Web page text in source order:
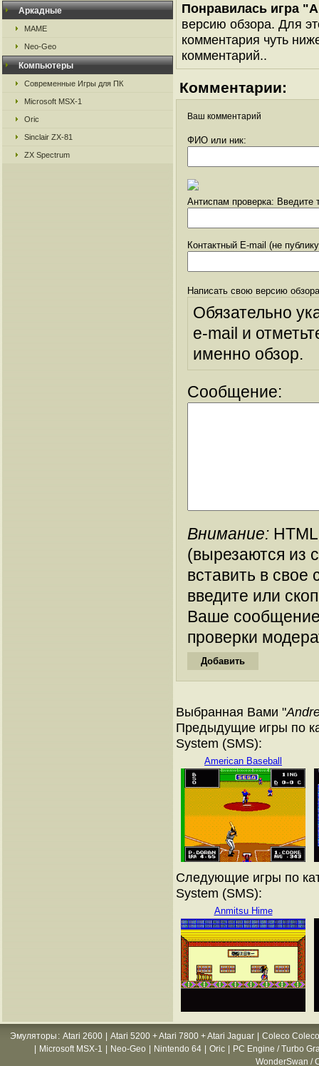
Аркадные
MAME
Neo-Geo
Компьютеры
Современные Игры для ПК
Microsoft MSX-1
Oric
Sinclair ZX-81
ZX Spectrum
Понравилась игра
версию обзора. Для
комментария чуть
комментарий..
Комментарии:
Ваш комментарий
ФИО или ник:
Антиспам проверка: Введите
Контактный E-mail (не
Написать свою версию
Обязательно
e-mail и
именно обзор.
Сообщение:
Внимание:
(вырезаются из
вставить в
введите или
Ваше
проверки
Выбранная Вами "
Предыдущие игры по
System (SMS):
American Baseball
Следующие игры по
System (SMS):
Anmitsu Hime
Эмуляторы : Atari 2600 Atari 5200 + Atari 7800 + Atari Jaguar
Coleco
Microsoft MSX-1 Neo-Geo Nintendo 64 Oric
PC Engine / Turbo
WonderSwan /